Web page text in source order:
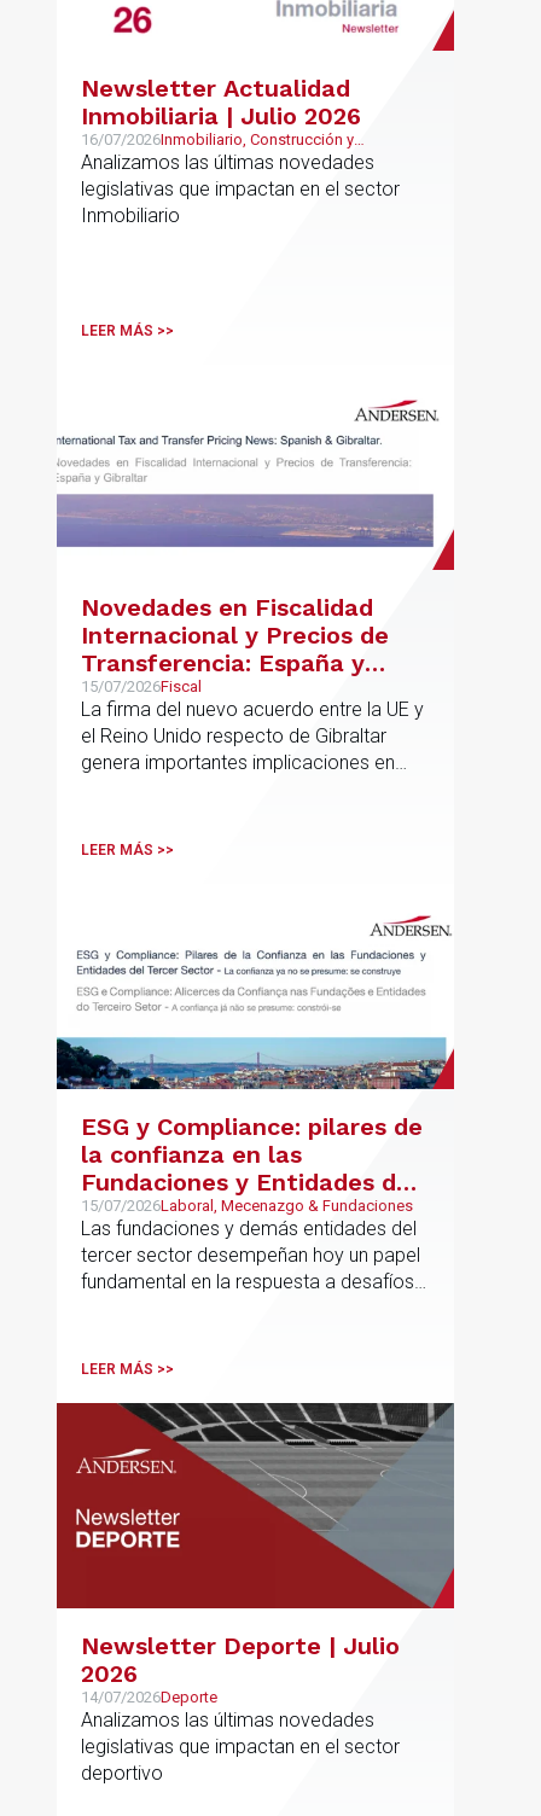
Newsletter Actualidad
Inmobiliaria | Julio 2026
16/07/2026Inmobiliario, Construcción y
Urbanismo
Analizamos las últimas novedades
legislativas que impactan en el sector
Inmobiliario
LEER MÁS >>
Novedades en Fiscalidad
Internacional y Precios de
Transferencia: España y
Gibraltar
15/07/2026Fiscal
La firma del nuevo acuerdo entre la UE y
el Reino Unido respecto de Gibraltar
genera importantes implicaciones en
LEER MÁS >>
ESG y Compliance: pilares de
la confianza en las
Fundaciones y Entidades del
Tercer Sector – La confianza
ya no se presume, se
construye
15/07/2026Laboral, Mecenazgo & Fundaciones
Las fundaciones y demás entidades del
tercer sector desempeñan hoy un papel
fundamental en la respuesta a desafíos
LEER MÁS >>
Newsletter Deporte | Julio
2026
14/07/2026Deporte
Analizamos las últimas novedades
legislativas que impactan en el sector
deportivo